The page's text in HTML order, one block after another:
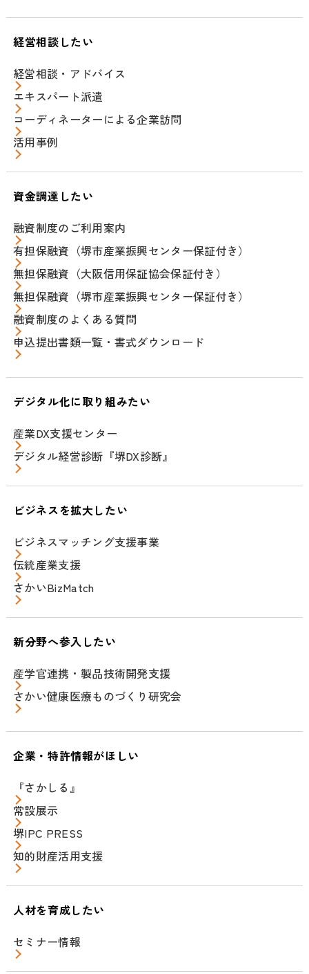
経営相談したい
経営相談・アドバイス
エキスパート派遣
コーディネーターによる企業訪問
活用事例
資金調達したい
融資制度のご利用案内
有担保融資（堺市産業振興センター保証付き）
無担保融資（大阪信用保証協会保証付き）
無担保融資（堺市産業振興センター保証付き）
融資制度のよくある質問
申込提出書類一覧・書式ダウンロード
デジタル化に取り組みたい
産業DX支援センター
デジタル経営診断『堺DX診断』
ビジネスを拡大したい
ビジネスマッチング支援事業
伝統産業支援
さかいBizMatch
新分野へ参入したい
産学官連携・製品技術開発支援
さかい健康医療ものづくり研究会
企業・特許情報がほしい
『さかしる』
常設展示
堺IPC PRESS
知的財産活用支援
人材を育成したい
セミナー情報